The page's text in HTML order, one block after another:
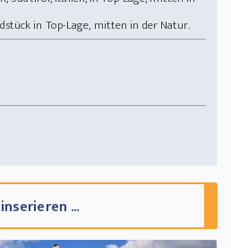
in Top-Lage, mitten in der Natur.
...